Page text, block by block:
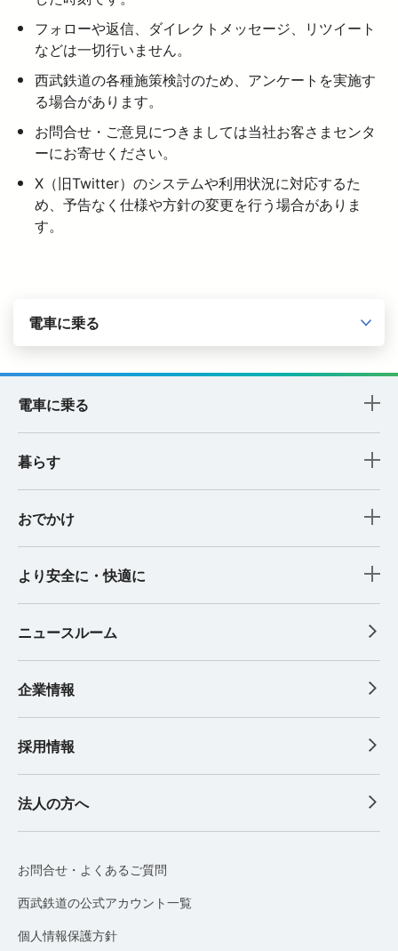
フォローや返信、ダイレクトメッセージ、リツイート
などは一切行いません。
西武鉄道の各種施策検討のため、アンケートを実施す
る場合があります。
お問合せ・ご意見につきましては当社お客さまセンタ
ーにお寄せください。
X（旧Twitter）のシステムや利用状況に対応するた
め、予告なく仕様や方針の変更を行う場合がありま
す。
電車に乗る
電車に乗る
暮らす
おでかけ
より安全に・快適に
ニュースルーム
企業情報
採用情報
法人の方へ
お問合せ・よくあるご質問
西武鉄道の公式アカウント一覧
個人情報保護方針